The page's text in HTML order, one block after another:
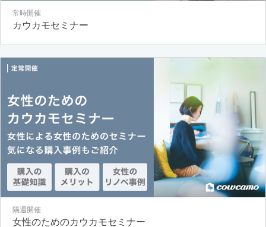
常時開催
カウカモセミナー
隔週開催
女性のためのカウカモセミナー